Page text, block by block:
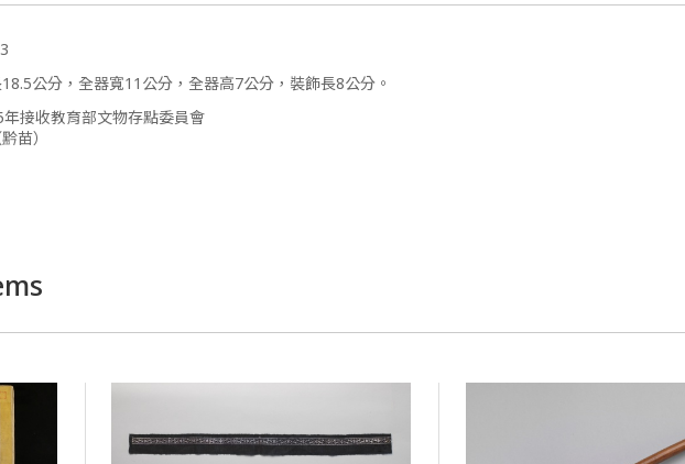
公分，全器寬11公分，全器高7公分，裝飾長8公分。
年接收教育部文物存點委員會
苗）